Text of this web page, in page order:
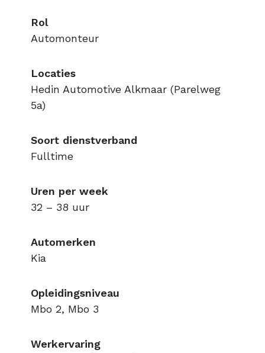
Rol
Automonteur
Locaties
Hedin Automotive Alkmaar (Parelweg
5a)
Soort dienstverband
Fulltime
Uren per week
32 – 38 uur
Automerken
Kia
Opleidingsniveau
Mbo 2, Mbo 3
Werkervaring